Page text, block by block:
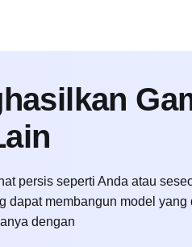
persis seperti Anda atau
dapat membangun model
dengan